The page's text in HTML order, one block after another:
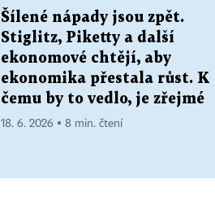
Šílené nápady jsou zpět.
Stiglitz, Piketty a další
ekonomové chtějí, aby
ekonomika přestala růst. K
čemu by to vedlo, je zřejmé
18. 6. 2026 ▪ 8 min. čtení